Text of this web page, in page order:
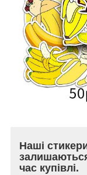
Наші
час купівлі.